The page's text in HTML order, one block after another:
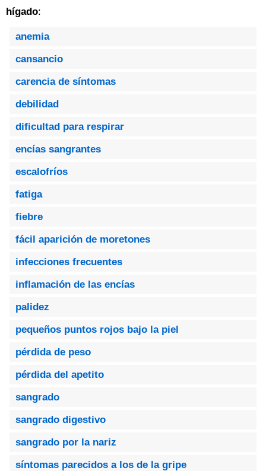
hígado:
anemia
cansancio
carencia de síntomas
debilidad
dificultad para respirar
encías sangrantes
escalofríos
fatiga
fiebre
fácil aparición de moretones
infecciones frecuentes
inflamación de las encías
palidez
pequeños puntos rojos bajo la piel
pérdida de peso
pérdida del apetito
sangrado
sangrado digestivo
sangrado por la nariz
síntomas parecidos a los de la gripe